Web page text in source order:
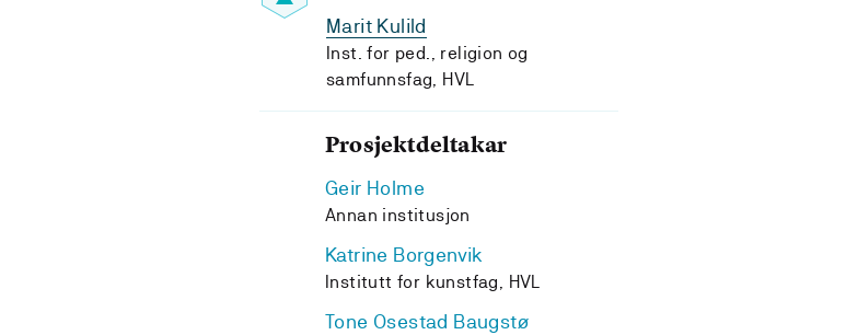
Marit Kulild
Inst. for ped., religion og
samfunnsfag, HVL
Prosjektdeltakar
Geir Holme
Annan institusjon
Katrine Borgenvik
Institutt for kunstfag, HVL
Tone Osestad Baugstø